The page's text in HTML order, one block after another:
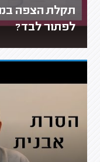
תקלת הצפה
לפתור לבד?